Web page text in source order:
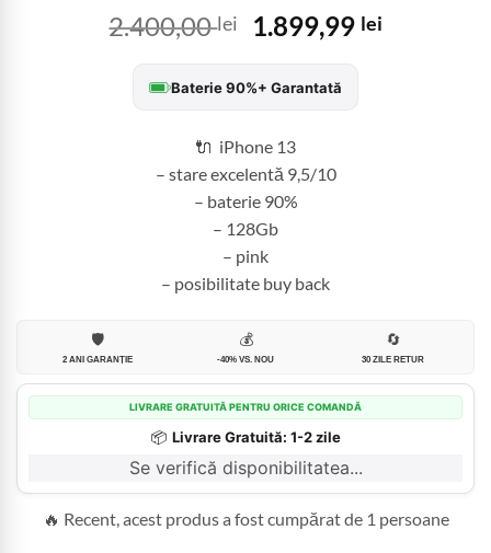
2.400,00lei
Prețul
a
fost:
1.899,99 leiPrețul
Baterie 90%+ Garantată
🔌 iPhone 13
– stare excelentă 9,5/10
– baterie 90%
– 128Gb
– pink
– posibilitate buy back
🛡️
2 ANI GARANȚIE
💰
-40% VS. NOU
🔄
30 ZILE RETUR
LIVRARE GRATUITĂ PENTRU ORICE COMANDĂ
📦 Livrare Gratuită: 1-2 zile
Se verifică disponibilitatea...
🔥 Recent, acest produs a fost cumpărat de 1 persoane